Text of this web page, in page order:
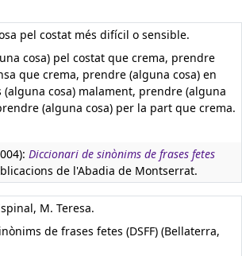
pel costat més difícil o sensible.
cosa) pel costat que crema, prendre
que crema, prendre (alguna cosa) en
cosa) malament, prendre (alguna
(alguna cosa) per la part que crema.
Diccionari de sinònims de frases fetes
de l'Abadia de Montserrat.
M. Teresa.
de frases fetes (DSFF) (Bellaterra,